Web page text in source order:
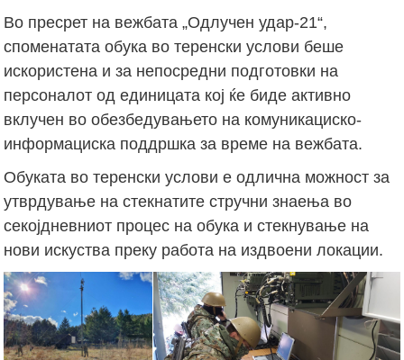
Во пресрет на вежбата „Одлучен удар-21“,
споменатата обука во теренски услови беше
искористена и за непосредни подготовки на
персоналот од единицата кој ќе биде активно
вклучен во обезбедувањето на комуникациско-
информациска поддршка за време на вежбата.
Обуката во теренски услови е одлична можност за
утврдување на стекнатите стручни знаења во
секојдневниот процес на обука и стекнување на
нови искуства преку работа на издвоени локации.